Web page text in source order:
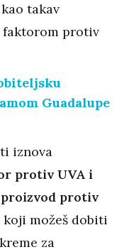
takav
faktorom protiv
Guadalupe
iznova
protiv UVA i
protiv
možeš dobiti
za